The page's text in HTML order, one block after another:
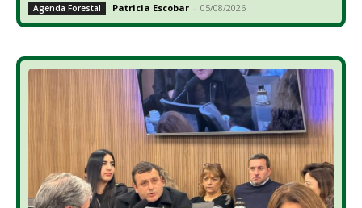
Agenda Forestal Patricia Escobar - 05/08/2026